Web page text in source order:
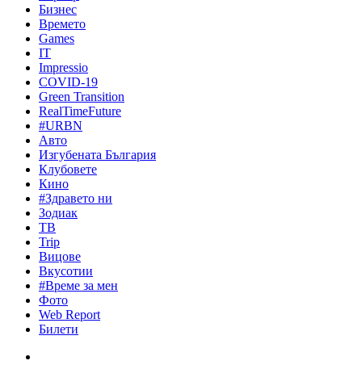
Бизнес
Времето
Games
IT
Impressio
COVID-19
Green Transition
RealTimeFuture
#URBN
Авто
Изгубената България
Клубовете
Кино
#Здравето ни
Зодиак
ТВ
Trip
Вицове
Вкусотии
#Време за мен
Фото
Web Report
Билети